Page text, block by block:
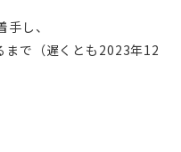
し、
まで（遅くとも2023年12